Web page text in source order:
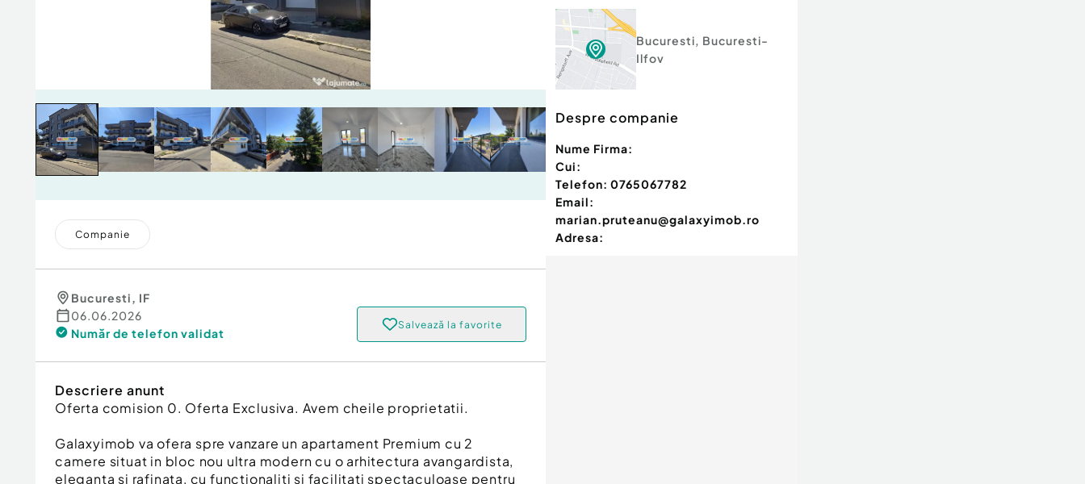
Companie
Bucuresti, IF
06.06.2026
Număr de telefon validat
Salvează la favorite
Descriere anunt
Oferta comision 0. Oferta Exclusiva. Avem cheile proprietatii.
Galaxyimob va ofera spre vanzare un apartament Premium cu 2
camere situat in bloc nou ultra modern cu o arhitectura avangardista,
eleganta si rafinata, cu functionaliti si facilitati spectaculoase pentru
Bucuresti, Bucuresti-
Ilfov
Despre companie
Nume Firma:
Cui:
Telefon: 0765067782
Email:
marian.pruteanu@galaxyimob.ro
Adresa: